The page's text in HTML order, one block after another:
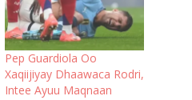
Pep Guardiola Oo
Xaqiijiyay Dhaawaca Rodri,
Intee Ayuu Maqnaan